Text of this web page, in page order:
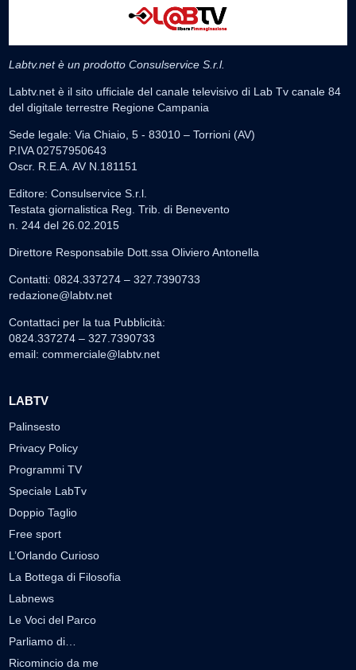
Labtv.net è un prodotto Consulservice S.r.l.
Labtv.net è il sito ufficiale del canale televisivo di Lab Tv canale 84
del digitale terrestre Regione Campania
Sede legale: Via Chiaio, 5 - 83010 – Torrioni (AV)
P.IVA 02757950643
Oscr. R.E.A. AV N.181151
Editore: Consulservice S.r.l.
Testata giornalistica Reg. Trib. di Benevento
n. 244 del 26.02.2015
Direttore Responsabile Dott.ssa Oliviero Antonella
Contatti: 0824.337274 – 327.7390733
redazione@labtv.net
Contattaci per la tua Pubblicità:
0824.337274 – 327.7390733
email: commerciale@labtv.net
LABTV
Palinsesto
Privacy Policy
Programmi TV
Speciale LabTv
Doppio Taglio
Free sport
L’Orlando Curioso
La Bottega di Filosofia
Labnews
Le Voci del Parco
Parliamo di…
Ricomincio da me